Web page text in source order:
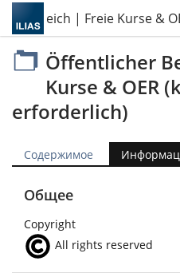
Bereich | Freie Kurse &
Öffentlicher
Kurse & OER
erforderlich)
Содержимое
Общее
Copyright
All rights reserved